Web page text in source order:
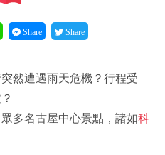
Share Share
然遭遇雨天危機？行程受
多名古屋中心景點，諸如科